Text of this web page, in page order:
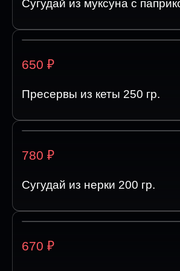
Сугудай из муксуна с
650 ₽
Пресервы из кеты 250 гр.
780 ₽
Сугудай из нерки 200 гр.
670 ₽